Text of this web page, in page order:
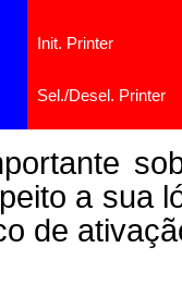
Init. Printer
Sel./Desel. Printer
a sua
de